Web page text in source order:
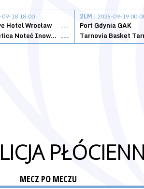
09-18 18:00
Hotel Wrocław
---
KSK Qemetica Noteć Inowrocław ---
2LM | 2026-09-19
Port Gdynia GAK
MECZ PO MECZU